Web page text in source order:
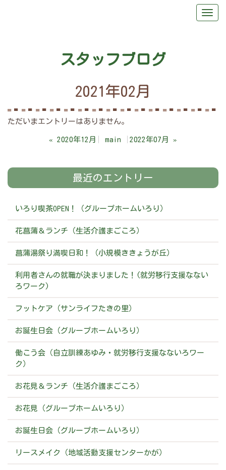
スタッフブログ
2021年02月
ただいまエントリーはありません。
« 2020年12月 main 2022年07月 »
最近のエントリー
いろり喫茶OPEN！（グループホームいろり）
花菖蒲＆ランチ（生活介護まごころ）
菖蒲湯祭り満喫日和！（小規模ききょうが丘）
利用者さんの就職が決まりました！(就労移行支援なない
ろワーク)
フットケア（サンライフたきの里）
お誕生日会（グループホームいろり）
働こう会（自立訓練あゆみ・就労移行支援なないろワー
ク）
お花見＆ランチ（生活介護まごころ）
お花見（グループホームいろり）
お誕生日会（グループホームいろり）
リースメイク（地域活動支援センターかが）